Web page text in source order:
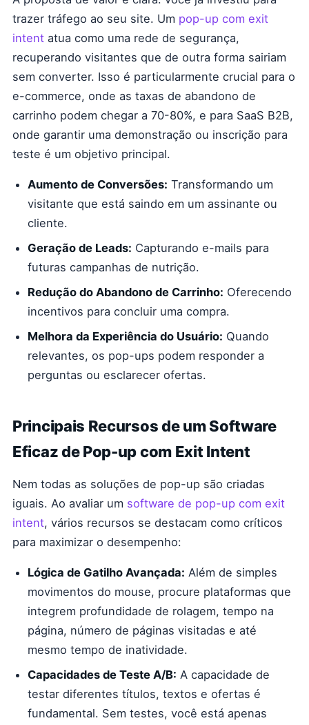
trazer tráfego ao seu site. Um pop-up com exit
intent atua como uma rede de segurança,
recuperando visitantes que de outra forma sairiam
sem converter. Isso é particularmente crucial para o
e-commerce, onde as taxas de abandono de
carrinho podem chegar a 70-80%, e para SaaS B2B,
onde garantir uma demonstração ou inscrição para
teste é um objetivo principal.
Aumento de Conversões: Transformando um
visitante que está saindo em um assinante ou
cliente.
Geração de Leads: Capturando e-mails para
futuras campanhas de nutrição.
Redução do Abandono de Carrinho: Oferecendo
incentivos para concluir uma compra.
Melhora da Experiência do Usuário: Quando
relevantes, os pop-ups podem responder a
perguntas ou esclarecer ofertas.
Principais Recursos de um Software
Eficaz de Pop-up com Exit Intent
Nem todas as soluções de pop-up são criadas
iguais. Ao avaliar um software de pop-up com exit
intent, vários recursos se destacam como críticos
para maximizar o desempenho:
Lógica de Gatilho Avançada: Além de simples
movimentos do mouse, procure plataformas que
integrem profundidade de rolagem, tempo na
página, número de páginas visitadas e até
mesmo tempo de inatividade.
Capacidades de Teste A/B: A capacidade de
testar diferentes títulos, textos e ofertas é
fundamental. Sem testes, você está apenas